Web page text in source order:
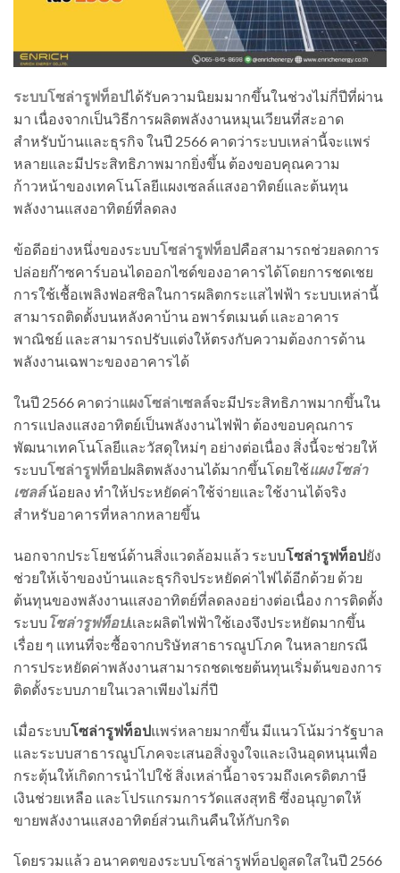
ระบบโซล่ารูฟท็อปได้รับความนิยมมากขึ้นในช่วงไม่กี่ปีที่ผ่าน
มา เนื่องจากเป็นวิธีการผลิตพลังงานหมุนเวียนที่สะอาด
สำหรับบ้านและธุรกิจ ในปี 2566 คาดว่าระบบเหล่านี้จะแพร่
หลายและมีประสิทธิภาพมากยิ่งขึ้น ต้องขอบคุณความ
ก้าวหน้าของเทคโนโลยีแผงเซลล์แสงอาทิตย์และต้นทุน
พลังงานแสงอาทิตย์ที่ลดลง
ข้อดีอย่างหนึ่งของระบบโซล่ารูฟท็อปคือสามารถช่วยลดการ
ปล่อยก๊าซคาร์บอนไดออกไซด์ของอาคารได้โดยการชดเชย
การใช้เชื้อเพลิงฟอสซิลในการผลิตกระแสไฟฟ้า ระบบเหล่านี้
สามารถติดตั้งบนหลังคาบ้าน อพาร์ตเมนต์ และอาคาร
พาณิชย์ และสามารถปรับแต่งให้ตรงกับความต้องการด้าน
พลังงานเฉพาะของอาคารได้
ในปี 2566 คาดว่าแผงโซล่าเซลล์จะมีประสิทธิภาพมากขึ้นใน
การแปลงแสงอาทิตย์เป็นพลังงานไฟฟ้า ต้องขอบคุณการ
พัฒนาเทคโนโลยีและวัสดุใหม่ๆ อย่างต่อเนื่อง สิ่งนี้จะช่วยให้
ระบบโซล่ารูฟท็อปผลิตพลังงานได้มากขึ้นโดยใช้แผงโซล่า
เซลล์น้อยลง ทำให้ประหยัดค่าใช้จ่ายและใช้งานได้จริง
สำหรับอาคารที่หลากหลายขึ้น
นอกจากประโยชน์ด้านสิ่งแวดล้อมแล้ว ระบบโซล่ารูฟท็อปยัง
ช่วยให้เจ้าของบ้านและธุรกิจประหยัดค่าไฟได้อีกด้วย ด้วย
ต้นทุนของพลังงานแสงอาทิตย์ที่ลดลงอย่างต่อเนื่อง การติดตั้ง
ระบบ โซล่ารูฟท็อปและผลิตไฟฟ้าใช้เองจึงประหยัดมากขึ้น
เรื่อย ๆ แทนที่จะซื้อจากบริษัทสาธารณูปโภค ในหลายกรณี
การประหยัดค่าพลังงานสามารถชดเชยต้นทุนเริ่มต้นของการ
ติดตั้งระบบภายในเวลาเพียงไม่กี่ปี
เมื่อระบบโซล่ารูฟท็อปแพร่หลายมากขึ้น มีแนวโน้มว่ารัฐบาล
และระบบสาธารณูปโภคจะเสนอสิ่งจูงใจและเงินอุดหนุนเพื่อ
กระตุ้นให้เกิดการนำไปใช้ สิ่งเหล่านี้อาจรวมถึงเครดิตภาษี
เงินช่วยเหลือ และโปรแกรมการวัดแสงสุทธิ ซึ่งอนุญาตให้
ขายพลังงานแสงอาทิตย์ส่วนเกินคืนให้กับกริด
โดยรวมแล้ว อนาคตของระบบโซล่ารูฟท็อปดูสดใสในปี 2566